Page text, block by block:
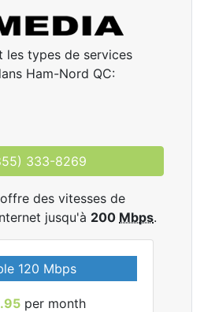
les types de services
Ham-Nord QC:
333-8269
des vitesses de
jusqu'à 200 Mbps.
120 Mbps
per month